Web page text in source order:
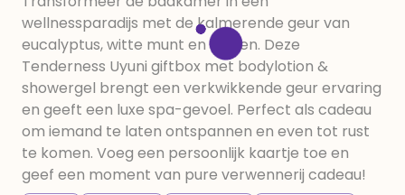
wellnessparadijs met de kalmerende geur van
eucalyptus, witte munt en limoen. Deze
Tenderness Uyuni giftbox met bodylotion &
showergel brengt een verkwikkende geur ervaring
en geeft een luxe spa-gevoel. Perfect als cadeau
om iemand te laten ontspannen en even tot rust
te komen. Voeg een persoonlijk kaartje toe en
geef een moment van pure verwennerij cadeau!